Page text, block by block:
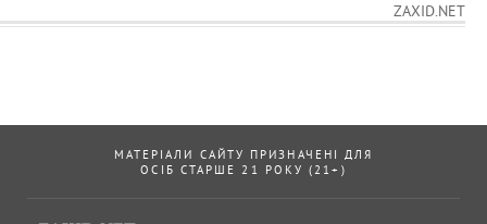
ZAXID.NET
МАТЕРІАЛИ САЙТУ ПРИЗНАЧЕНІ ДЛЯ
ОСІБ СТАРШЕ 21 РОКУ (21+)